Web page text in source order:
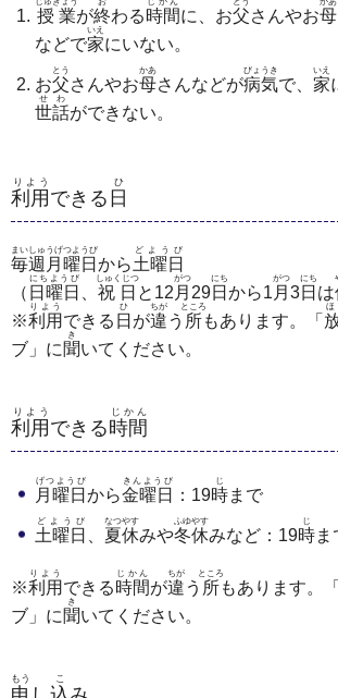
授業
じゅぎょう
が終
お
わる時間
じかん
に、お父
とう
さんやお母
かあ
などで家
いえ
にいない。
お父
とう
さんやお母
かあ
さんなどが病気
びょうき
で、 家
いえ
世話
せわ
ができない。
利用
りよう
できる 日
ひ
毎週月曜日
まいしゅうげつようび
から土曜日
どようび
（ 日曜日
にちようび
祝日
しゅくじつ
と12 月
がつ
29日
にち
から1 月
がつ
3日
にち
は
※利用
りよう
できる 日
ひ
が違
ちが
う 所
ところ
もあります。「
ブ」に聞
き
いてください。
利用
りよう
できる時間
じかん
月曜日
げつようび
から金曜日
きんようび
：19時
じ
まで
土曜日
どようび
夏休
なつやす
みや冬休
ふゆやす
みなど：19時
じ
ま
※利用
りよう
できる時間
じかん
が違
ちが
う 所
ところ
もあります。「
ブ」に聞
き
いてください。
もう こ